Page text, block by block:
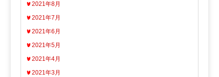
2021年8月
2021年7月
2021年6月
2021年5月
2021年4月
2021年3月